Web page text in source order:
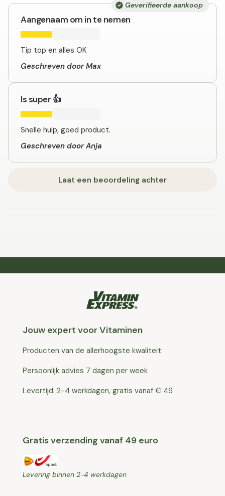
Geverifieerde aankoop
Aangenaam om in te nemen
Tip top en alles OK
Geschreven door Max
Is super 👍
Snelle hulp, goed product.
Geschreven door Anja
Laat een beoordeling achter
Jouw expert voor Vitaminen
Producten van de allerhoogste kwaliteit
Persoonlijk advies 7 dagen per week
Levertijd: 2-4 werkdagen, gratis vanaf € 49
Gratis verzending vanaf 49 euro
Levering binnen 2-4 werkdagen